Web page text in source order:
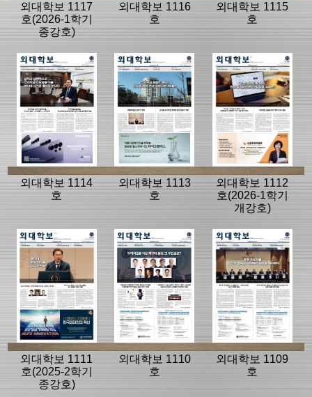
외대학보 1117
호(2026-1학기
종강호)
외대학보 1116
호
외대학보 1115
호
외대학보 1114
호
외대학보 1113
호
외대학보 1112
호(2026-1학기
개강호)
외대학보 1111
호(2025-2학기
종강호)
외대학보 1110
호
외대학보 1109
호